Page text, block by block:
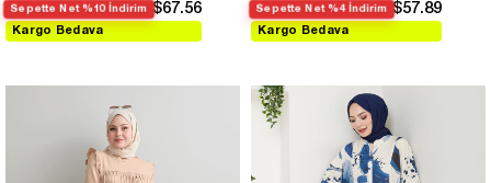
Sepette Net %10 İndirim $67.56
Kargo Bedava
Sepette Net %4 İndirim $57.89
Kargo Bedava